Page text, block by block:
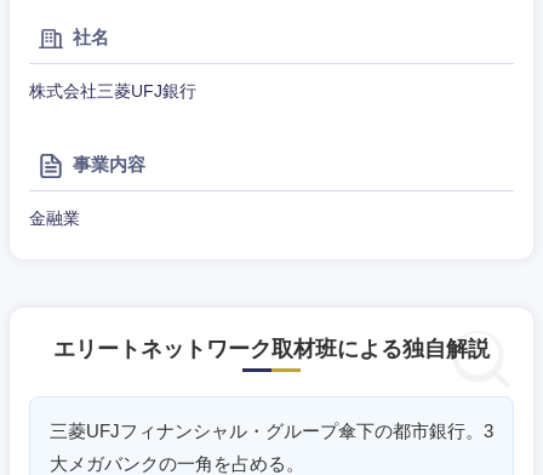
社名
株式会社三菱UFJ銀行
事業内容
金融業
エリートネットワーク取材班による独自解説
三菱UFJフィナンシャル・グループ傘下の都市銀行。3
大メガバンクの一角を占める。